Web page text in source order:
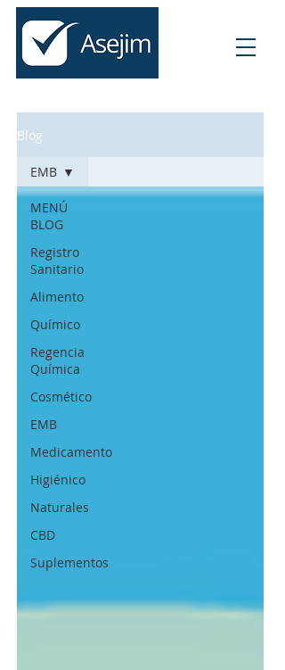
Blog
MENÚ
BLOG
Registro
Sanitario
Alimento
Químico
Regencia
Química
Cosmético
EMB
Medicamento
Higiénico
Naturales
CBD
Suplementos
EMB